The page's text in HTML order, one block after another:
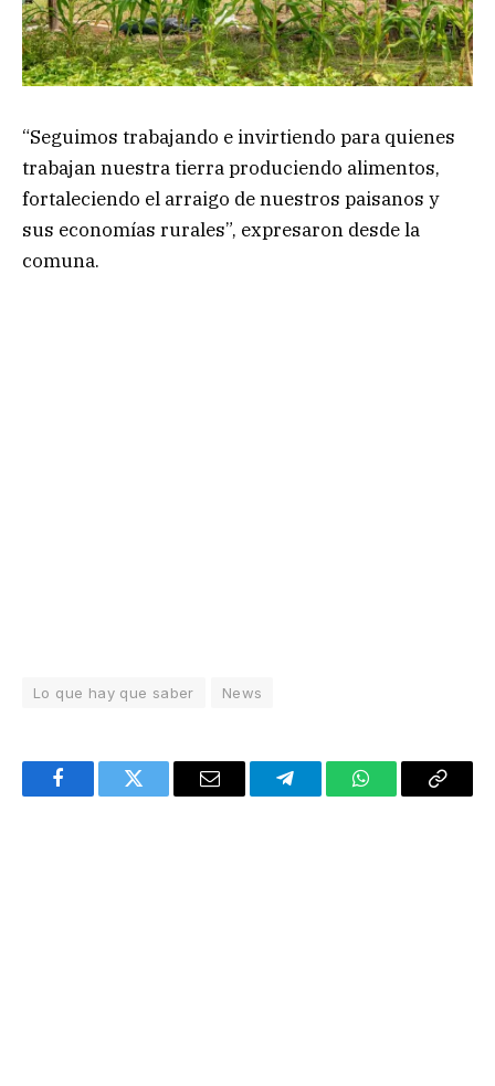
“Seguimos trabajando e invirtiendo para quienes
trabajan nuestra tierra produciendo alimentos,
fortaleciendo el arraigo de nuestros paisanos y
sus economías rurales”, expresaron desde la
comuna.
Lo que hay que saber News
FacebookTwitter Email TelegramWhatsAppCopy